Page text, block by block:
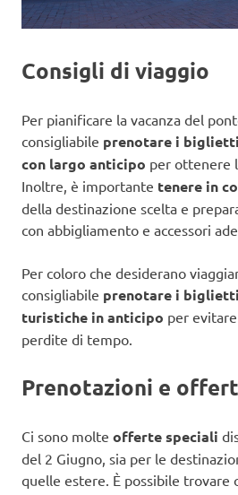
Consigli di viaggio
Per pianificare la vacanza del
consigliabile prenotare i
con largo anticipo per ottenere
Inoltre, è importante tenere in
della destinazione scelta e
con abbigliamento e accessori
Per coloro che desiderano
consigliabile prenotare i
turistiche in anticipo per
perdite di tempo.
Prenotazioni e
Ci sono molte offerte speciali
del 2 Giugno, sia per le
quelle estere. È possibile